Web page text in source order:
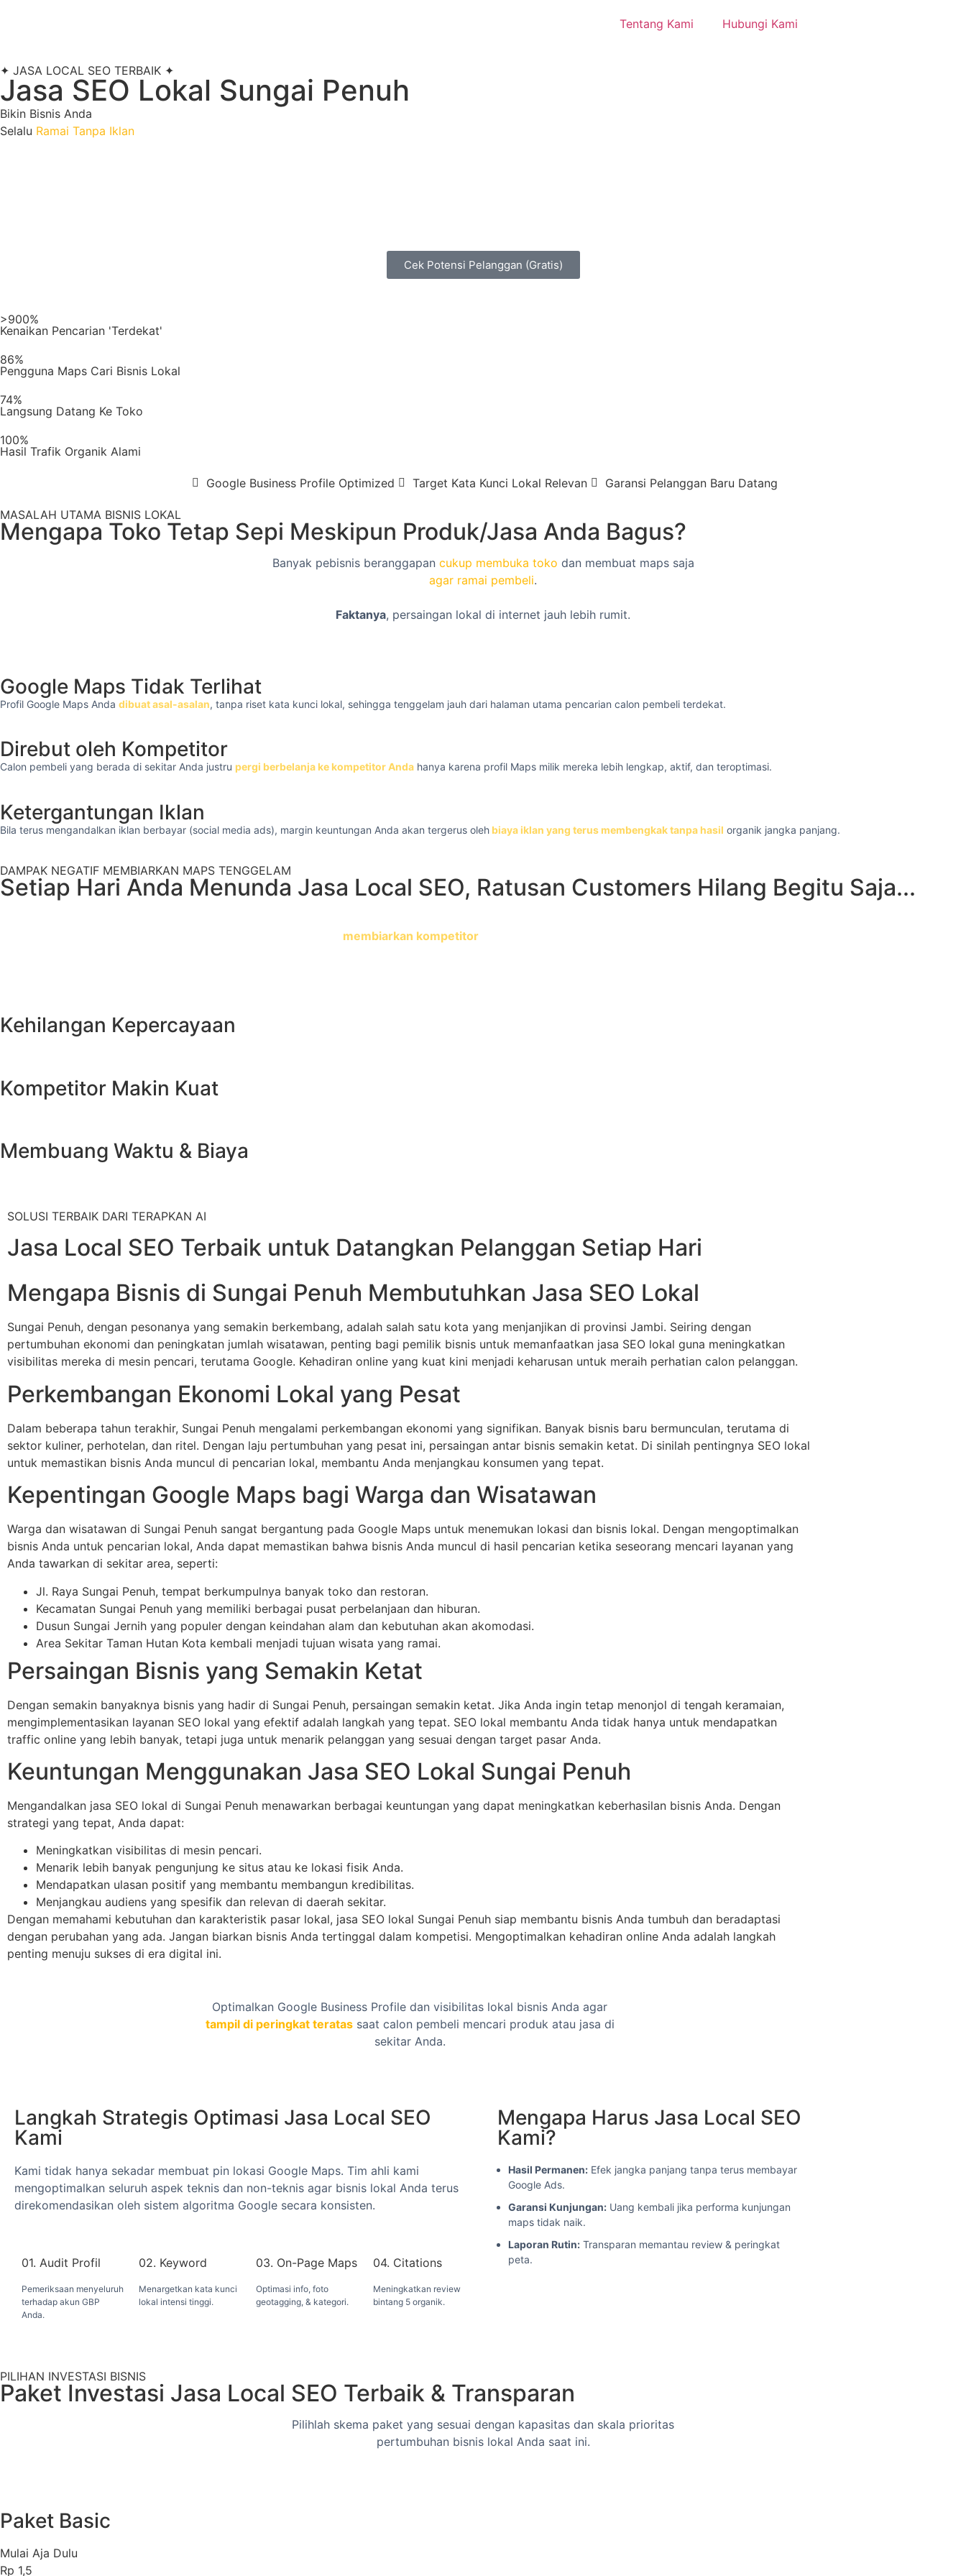
Tentang Kami Hubungi Kami
✦ JASA LOCAL SEO TERBAIK ✦
Jasa SEO Lokal Sungai Penuh
Bikin Bisnis Anda
Selalu Ramai Tanpa Iklan
Cek Potensi Pelanggan (Gratis)
>900%
Kenaikan Pencarian 'Terdekat'
86%
Pengguna Maps Cari Bisnis Lokal
74%
Langsung Datang Ke Toko
100%
Hasil Trafik Organik Alami
Google Business Profile Optimized Target Kata Kunci Lokal Relevan Garansi Pelanggan Baru Datang
MASALAH UTAMA BISNIS LOKAL
Mengapa Toko Tetap Sepi Meskipun Produk/Jasa Anda Bagus?
Banyak pebisnis beranggapan cukup membuka toko dan membuat maps saja
agar ramai pembeli.
Faktanya, persaingan lokal di internet jauh lebih rumit.
Google Maps Tidak Terlihat
Profil Google Maps Anda dibuat asal-asalan, tanpa riset kata kunci lokal, sehingga tenggelam jauh dari halaman utama pencarian calon pembeli terdekat.
Direbut oleh Kompetitor
Calon pembeli yang berada di sekitar Anda justru pergi berbelanja ke kompetitor Anda hanya karena profil Maps milik mereka lebih lengkap, aktif, dan teroptimasi.
Ketergantungan Iklan
Bila terus mengandalkan iklan berbayar (social media ads), margin keuntungan Anda akan tergerus oleh biaya iklan yang terus membengkak tanpa hasil organik jangka panjang.
DAMPAK NEGATIF MEMBIARKAN MAPS TENGGELAM
Setiap Hari Anda Menunda Jasa Local SEO, Ratusan Customers Hilang Begitu Saja...
membiarkan kompetitor
Kehilangan Kepercayaan
Kompetitor Makin Kuat
Membuang Waktu & Biaya
SOLUSI TERBAIK DARI TERAPKAN AI
Jasa Local SEO Terbaik untuk Datangkan Pelanggan Setiap Hari
Mengapa Bisnis di Sungai Penuh Membutuhkan Jasa SEO Lokal
Sungai Penuh, dengan pesonanya yang semakin berkembang, adalah salah satu kota yang menjanjikan di provinsi Jambi. Seiring dengan
pertumbuhan ekonomi dan peningkatan jumlah wisatawan, penting bagi pemilik bisnis untuk memanfaatkan jasa SEO lokal guna meningkatkan
visibilitas mereka di mesin pencari, terutama Google. Kehadiran online yang kuat kini menjadi keharusan untuk meraih perhatian calon pelanggan.
Perkembangan Ekonomi Lokal yang Pesat
Dalam beberapa tahun terakhir, Sungai Penuh mengalami perkembangan ekonomi yang signifikan. Banyak bisnis baru bermunculan, terutama di
sektor kuliner, perhotelan, dan ritel. Dengan laju pertumbuhan yang pesat ini, persaingan antar bisnis semakin ketat. Di sinilah pentingnya SEO lokal
untuk memastikan bisnis Anda muncul di pencarian lokal, membantu Anda menjangkau konsumen yang tepat.
Kepentingan Google Maps bagi Warga dan Wisatawan
Warga dan wisatawan di Sungai Penuh sangat bergantung pada Google Maps untuk menemukan lokasi dan bisnis lokal. Dengan mengoptimalkan
bisnis Anda untuk pencarian lokal, Anda dapat memastikan bahwa bisnis Anda muncul di hasil pencarian ketika seseorang mencari layanan yang
Anda tawarkan di sekitar area, seperti:
Jl. Raya Sungai Penuh, tempat berkumpulnya banyak toko dan restoran.
Kecamatan Sungai Penuh yang memiliki berbagai pusat perbelanjaan dan hiburan.
Dusun Sungai Jernih yang populer dengan keindahan alam dan kebutuhan akan akomodasi.
Area Sekitar Taman Hutan Kota kembali menjadi tujuan wisata yang ramai.
Persaingan Bisnis yang Semakin Ketat
Dengan semakin banyaknya bisnis yang hadir di Sungai Penuh, persaingan semakin ketat. Jika Anda ingin tetap menonjol di tengah keramaian,
mengimplementasikan layanan SEO lokal yang efektif adalah langkah yang tepat. SEO lokal membantu Anda tidak hanya untuk mendapatkan
traffic online yang lebih banyak, tetapi juga untuk menarik pelanggan yang sesuai dengan target pasar Anda.
Keuntungan Menggunakan Jasa SEO Lokal Sungai Penuh
Mengandalkan jasa SEO lokal di Sungai Penuh menawarkan berbagai keuntungan yang dapat meningkatkan keberhasilan bisnis Anda. Dengan
strategi yang tepat, Anda dapat:
Meningkatkan visibilitas di mesin pencari.
Menarik lebih banyak pengunjung ke situs atau ke lokasi fisik Anda.
Mendapatkan ulasan positif yang membantu membangun kredibilitas.
Menjangkau audiens yang spesifik dan relevan di daerah sekitar.
Dengan memahami kebutuhan dan karakteristik pasar lokal, jasa SEO lokal Sungai Penuh siap membantu bisnis Anda tumbuh dan beradaptasi
dengan perubahan yang ada. Jangan biarkan bisnis Anda tertinggal dalam kompetisi. Mengoptimalkan kehadiran online Anda adalah langkah
penting menuju sukses di era digital ini.
Optimalkan Google Business Profile dan visibilitas lokal bisnis Anda agar
tampil di peringkat teratassaat calon pembeli mencari produk atau jasa di
sekitar Anda.
Langkah Strategis Optimasi Jasa Local SEO
Kami
Kami tidak hanya sekadar membuat pin lokasi Google Maps. Tim ahli kami
mengoptimalkan seluruh aspek teknis dan non-teknis agar bisnis lokal Anda terus
direkomendasikan oleh sistem algoritma Google secara konsisten.
01. Audit Profil
Pemeriksaan menyeluruh
terhadap akun GBP
Anda.
02. Keyword
Menargetkan kata kunci
lokal intensi tinggi.
03. On-Page Maps
Optimasi info, foto
geotagging, & kategori.
04. Citations
Meningkatkan review
bintang 5 organik.
Mengapa Harus Jasa Local SEO
Kami?
Hasil Permanen: Efek jangka panjang tanpa terus membayar
Google Ads.
Garansi Kunjungan: Uang kembali jika performa kunjungan
maps tidak naik.
Laporan Rutin: Transparan memantau review & peringkat
peta.
PILIHAN INVESTASI BISNIS
Paket Investasi Jasa Local SEO Terbaik & Transparan
Pilihlah skema paket yang sesuai dengan kapasitas dan skala prioritas
pertumbuhan bisnis lokal Anda saat ini.
Paket Basic
Mulai Aja Dulu
Rp 1,5